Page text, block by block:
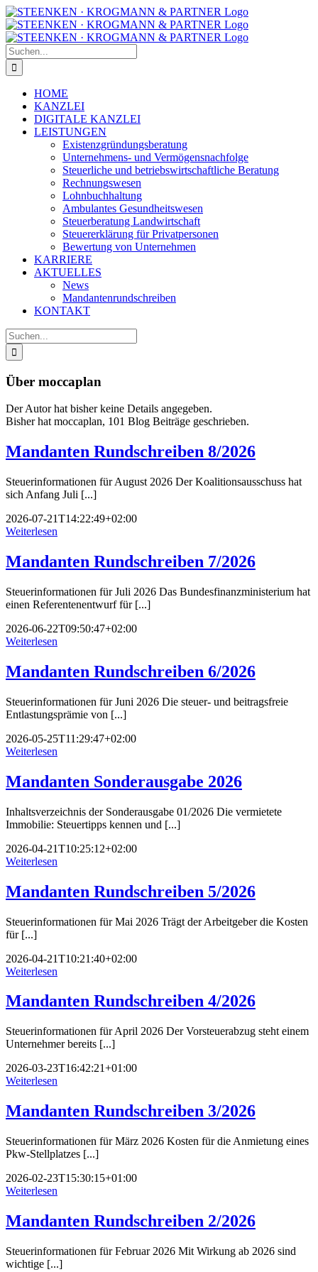
Zum
Inhalt
springen
Facebook
Instagram
Suche
nach:
HOME
KANZLEI
DIGITALE KANZLEI
LEISTUNGEN
Existenzgründungsberatung
Unternehmens- und Vermögensnachfolge
Steuerliche und betriebswirtschaftliche Beratung
Rechnungswesen
Lohnbuchhaltung
Ambulantes Gesundheitswesen
Steuerberatung Landwirtschaft
Steuererklärung für Privatpersonen
Bewertung von Unternehmen
KARRIERE
AKTUELLES
News
Mandantenrundschreiben
KONTAKT
Suche
nach:
Über moccaplan
Der Autor hat bisher keine Details angegeben.
Bisher hat moccaplan, 101 Blog Beiträge geschrieben.
Mandanten Rundschreiben 8/2026
Steuerinformationen für August 2026 Der Koalitionsausschuss hat
sich Anfang Juli [...]
2026-07-21T14:22:49+02:00
Weiterlesen
Mandanten Rundschreiben 7/2026
Steuerinformationen für Juli 2026 Das Bundesfinanzministerium hat
einen Referentenentwurf für [...]
2026-06-22T09:50:47+02:00
Weiterlesen
Mandanten Rundschreiben 6/2026
Steuerinformationen für Juni 2026 Die steuer- und beitragsfreie
Entlastungsprämie von [...]
2026-05-25T11:29:47+02:00
Weiterlesen
Mandanten Sonderausgabe 2026
Inhaltsverzeichnis der Sonderausgabe 01/2026 Die vermietete
Immobilie: Steuertipps kennen und [...]
2026-04-21T10:25:12+02:00
Weiterlesen
Mandanten Rundschreiben 5/2026
Steuerinformationen für Mai 2026 Trägt der Arbeitgeber die Kosten
für [...]
2026-04-21T10:21:40+02:00
Weiterlesen
Mandanten Rundschreiben 4/2026
Steuerinformationen für April 2026 Der Vorsteuerabzug steht einem
Unternehmer bereits [...]
2026-03-23T16:42:21+01:00
Weiterlesen
Mandanten Rundschreiben 3/2026
Steuerinformationen für März 2026 Kosten für die Anmietung eines
Pkw-Stellplatzes [...]
2026-02-23T15:30:15+01:00
Weiterlesen
Mandanten Rundschreiben 2/2026
Steuerinformationen für Februar 2026 Mit Wirkung ab 2026 sind
wichtige [...]